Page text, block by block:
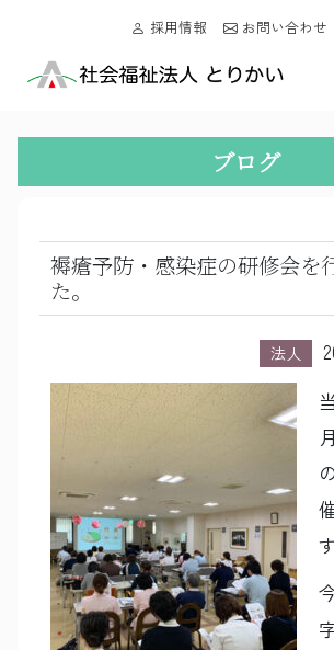
採用情報 お問い合わせ
ブログ
褥瘡予防・感染症の研修会を
た。
法人